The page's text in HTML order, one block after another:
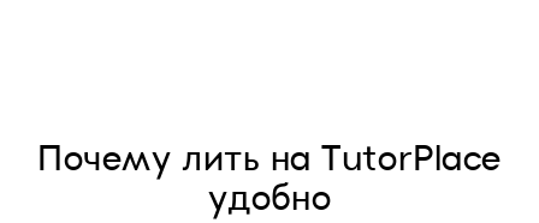
Почему лить на TutorPlace
удобно